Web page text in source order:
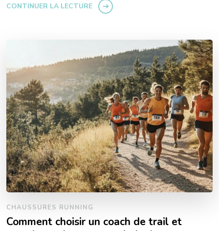
CONTINUER LA LECTURE
CHAUSSURES RUNNING
Comment choisir un coach de trail et